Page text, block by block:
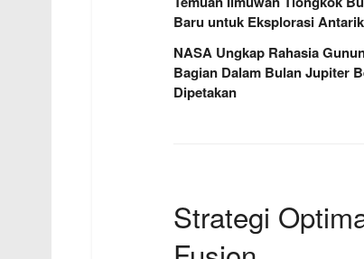
Baru untuk Eksplorasi
NASA Ungkap Rahasia
Bagian Dalam Bulan Jupiter
Dipetakan
Strategi